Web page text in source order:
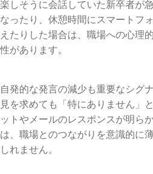
楽しそうに会話していた新卒者が
なったり、休憩時間にスマートフ
えたりした場合は、職場への心理
性があります。
自発的な発言の減少も重要なシグ
見を求めても「特にありません」
ットやメールのレスポンスが明ら
は、職場とのつながりを意識的に
しれません。